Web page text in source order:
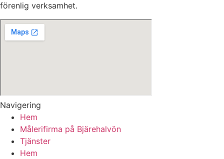
förenlig verksamhet.
Navigering
Hem
Målerifirma på Bjärehalvön
Tjänster
Hem